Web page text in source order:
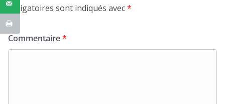
obligatoires sont indiqués avec*
Commentaire*